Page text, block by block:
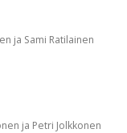
ja Sami Ratilainen
ja Petri Jolkkonen